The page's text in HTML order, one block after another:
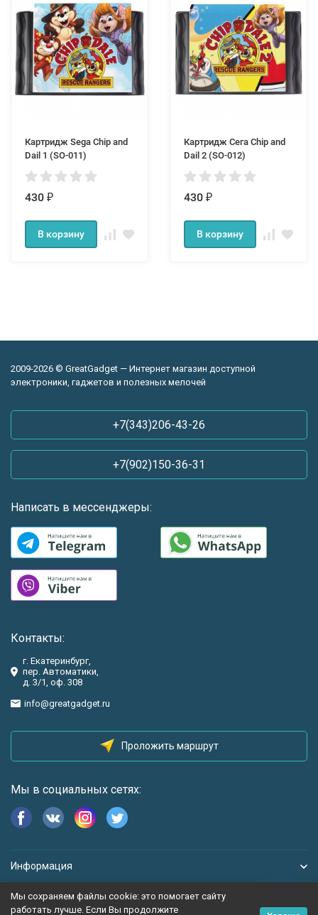
Картридж Sega Chip and
Dail 1 (SO-011)
430 ₽
В корзину
Картридж Сега Chip and
Dail 2 (SO-012)
430 ₽
В корзину
2009-2026 © GreatGadget — Интернет магазин доступной
электроники, гаджетов и полезных мелочей
+7(343)206-43-26
+7(902)150-36-31
Написать в мессенджеры:
Контакты:
г. Екатеринбург,
пер. Автоматики,
д. 3/1, оф. 308
info@greatgadget.ru
Проложить маршрут
Мы в социальных сетях:
Информация
Мы сохраняем файлы cookie: это помогает сайту
работать лучше. Если Вы продолжите